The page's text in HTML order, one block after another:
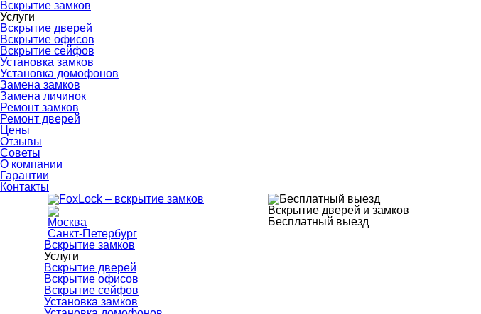
Вскрытие замков
Услуги
Вскрытие дверей
Вскрытие офисов
Вскрытие сейфов
Установка замков
Установка домофонов
Замена замков
Замена личинок
Ремонт замков
Ремонт дверей
Цены
Отзывы
Советы
О компании
Гарантии
Контакты
Москва
Санкт-Петербург
Вскрытие дверей и замков
Бесплатный выезд
Вскрытие замков
Услуги
Вскрытие дверей
Вскрытие офисов
Вскрытие сейфов
Установка замков